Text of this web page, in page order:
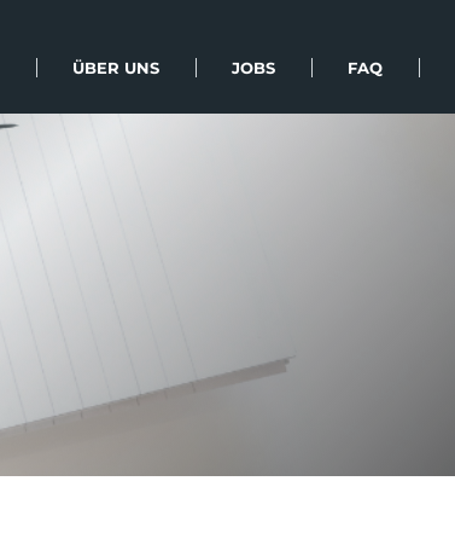
ÜBER UNS JOBS FAQ